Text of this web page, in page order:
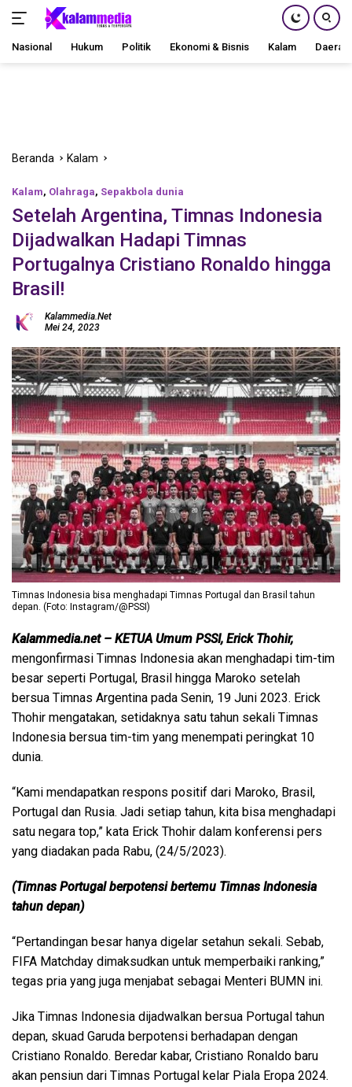
Nasional Hukum Politik Ekonomi & Bisnis Kalam Daerah
Beranda Kalam
Kalam, Olahraga, Sepakbola dunia
Setelah Argentina, Timnas Indonesia
Dijadwalkan Hadapi Timnas
Portugalnya Cristiano Ronaldo hingga
Brasil!
Kalammedia.net
Mei 24, 2023
Timnas Indonesia bisa menghadapi Timnas Portugal dan Brasil tahun
depan. (Foto: Instagram/@PSSI)
Kalammedia.net – KETUA Umum PSSI, Erick Thohir,
mengonfirmasi Timnas Indonesia akan menghadapi tim-tim
besar seperti Portugal, Brasil hingga Maroko setelah
bersua Timnas Argentina pada Senin, 19 Juni 2023. Erick
Thohir mengatakan, setidaknya satu tahun sekali Timnas
Indonesia bersua tim-tim yang menempati peringkat 10
dunia.
“Kami mendapatkan respons positif dari Maroko, Brasil,
Portugal dan Rusia. Jadi setiap tahun, kita bisa menghadapi
satu negara top,” kata Erick Thohir dalam konferensi pers
yang diadakan pada Rabu, (24/5/2023).
(Timnas Portugal berpotensi bertemu Timnas Indonesia
tahun depan)
“Pertandingan besar hanya digelar setahun sekali. Sebab,
FIFA Matchday dimaksudkan untuk memperbaiki ranking,”
tegas pria yang juga menjabat sebagai Menteri BUMN ini.
Jika Timnas Indonesia dijadwalkan bersua Portugal tahun
depan, skuad Garuda berpotensi berhadapan dengan
Cristiano Ronaldo. Beredar kabar, Cristiano Ronaldo baru
akan pensiun dari Timnas Portugal kelar Piala Eropa 2024.